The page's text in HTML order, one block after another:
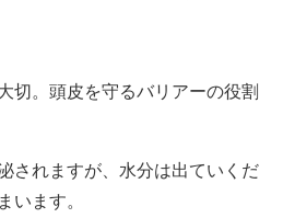
切。頭皮を守るバリアーの役割
されますが、水分は出ていくだ
います。